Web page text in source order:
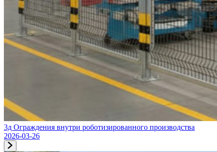
3д Ограждения внутри роботизированного производства
2026-03-26